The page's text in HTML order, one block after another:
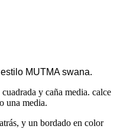
MUTMA swana.
y caña media. calce
una media.
y un bordado en color